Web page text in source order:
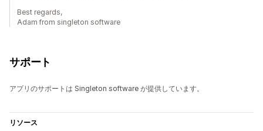
Best regards,
Adam from singleton software
サポート
アプリのサポートは Singleton software が提供しています。
リソース